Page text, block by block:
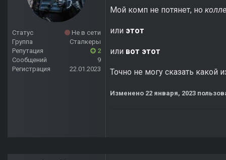
Статус
Не в сети
Группа
Сталкеры
Репутация
2
Сообщений
9
Регистрация
22.01.2023
Мой комп не потянет, но
или этот
или вот этот
Точно не могу сказать какой
Изменено 22 января, 2023